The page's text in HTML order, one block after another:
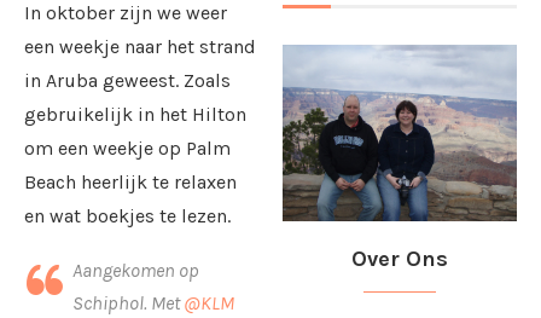
In oktober zijn we weer
een weekje naar het strand
in Aruba geweest. Zoals
gebruikelijk in het Hilton
om een weekje op Palm
Beach heerlijk te relaxen
en wat boekjes te lezen.
Aangekomen op
Schiphol. Met@KLM
Over Ons